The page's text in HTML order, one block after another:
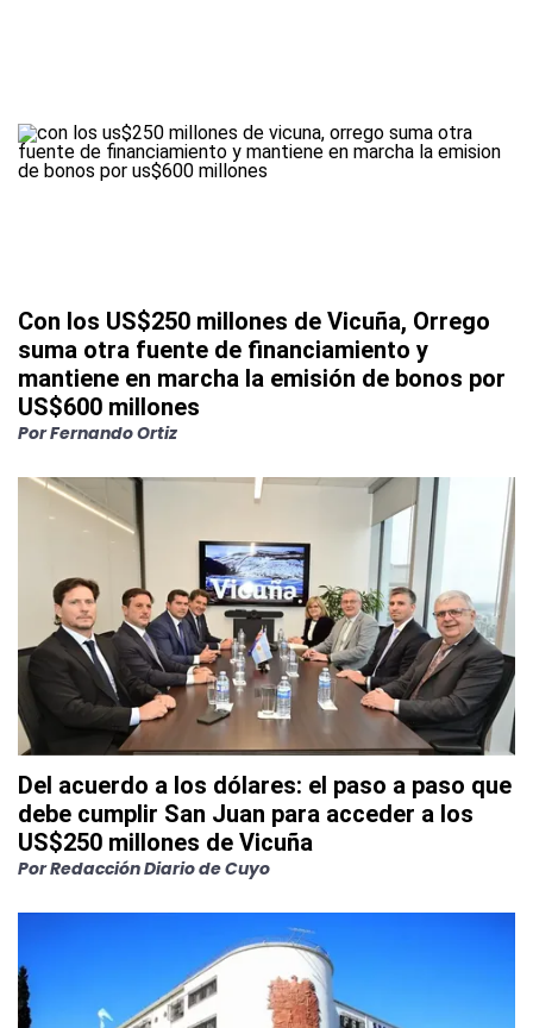
Con los US$250 millones de Vicuña, Orrego
suma otra fuente de financiamiento y
mantiene en marcha la emisión de bonos por
US$600 millones
PorFernando Ortiz
Del acuerdo a los dólares: el paso a paso que
debe cumplir San Juan para acceder a los
US$250 millones de Vicuña
PorRedacción Diario de Cuyo